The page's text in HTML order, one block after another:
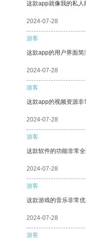
这款app就像我的私人
2024-07-28
游客
这款app的用户界面简
2024-07-28
游客
这款app的视频资源非
2024-07-28
游客
这款软件的功能非常
2024-07-28
游客
这款游戏的音乐非常
2024-07-28
游客